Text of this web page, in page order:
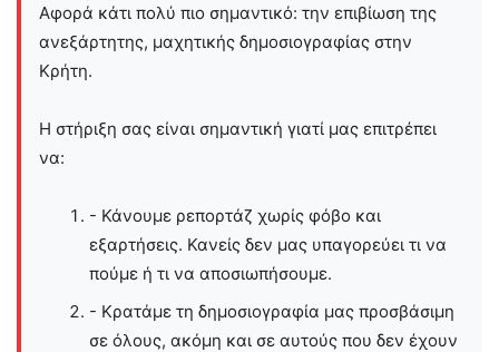
Αφορά κάτι πολύ πιο σημαντικό: την επιβίωση της
ανεξάρτητης, μαχητικής δημοσιογραφίας στην
Kρήτη.
Η στήριξη σας είναι σημαντική γιατί μας επιτρέπει
να:
- Κάνουμε ρεπορτάζ χωρίς φόβο και
εξαρτήσεις. Κανείς δεν μας υπαγορεύει τι να
πούμε ή τι να αποσιωπήσουμε.
- Κρατάμε τη δημοσιογραφία μας προσβάσιμη
σε όλους, ακόμη και σε αυτούς που δεν έχουν